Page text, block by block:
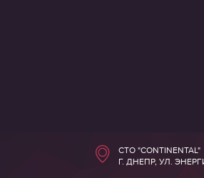
СТО "CONTINENTAL"
Г. ДНЕПР, УЛ.